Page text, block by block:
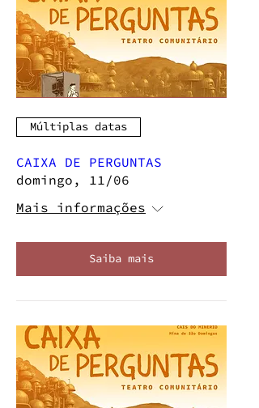
Múltiplas datas
CAIXA DE PERGUNTAS
domingo, 11/06
Mais informações
Saiba mais